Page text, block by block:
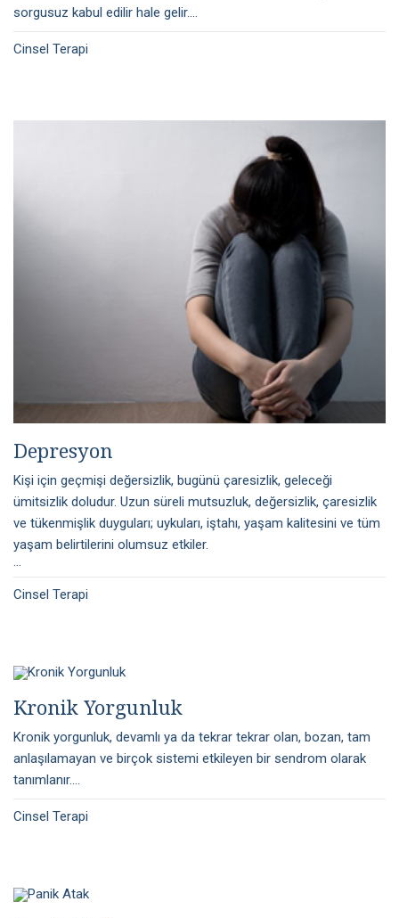
sorgusuz kabul edilir hale gelir....
Cinsel Terapi
Depresyon
Kişi için geçmişi değersizlik, bugünü çaresizlik, geleceği
ümitsizlik doludur. Uzun süreli mutsuzluk, değersizlik, çaresizlik
ve tükenmişlik duyguları; uykuları, iştahı, yaşam kalitesini ve tüm
yaşam belirtilerini olumsuz etkiler.
...
Cinsel Terapi
Kronik Yorgunluk
Kronik yorgunluk, devamlı ya da tekrar tekrar olan, bozan, tam
anlaşılamayan ve birçok sistemi etkileyen bir sendrom olarak
tanımlanır....
Cinsel Terapi